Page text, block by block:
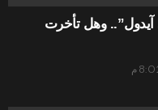
وهل تأخرت